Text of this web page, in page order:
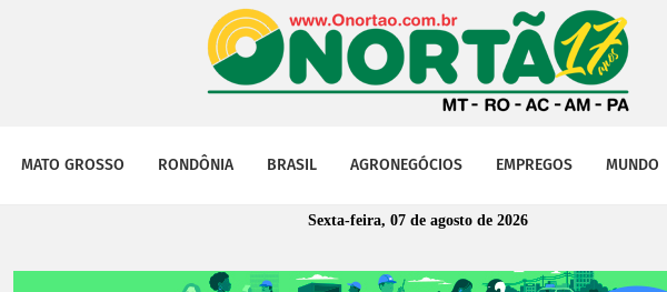
MATO GROSSO RONDÔNIA BRASIL AGRONEGÓCIOS EMPREGOS MUNDO
Sexta-feira, 07 de agosto de 2026